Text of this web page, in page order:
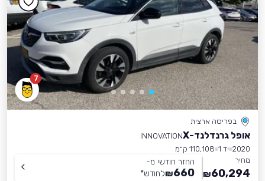
7
בפריסה ארצית
אופל גרנדלנד-X
INNOVATION
2020 יד 1
110,108 ק״מ
מחיר
60,294
₪
החזר חודשי מ-
660
₪לחודש*